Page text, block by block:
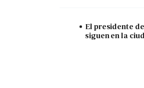
El presidente
siguen en la